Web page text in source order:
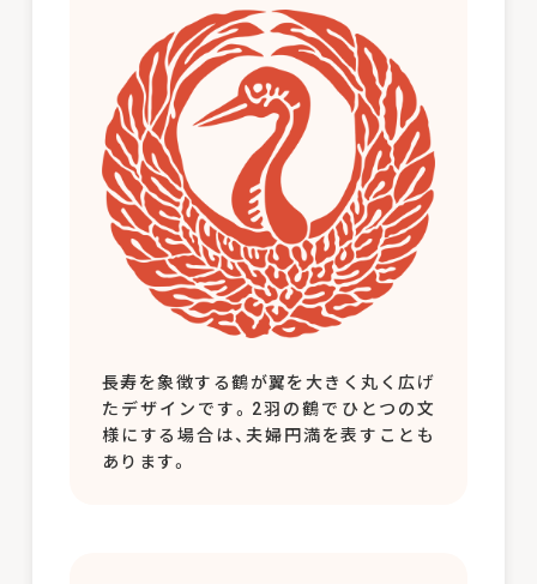
長寿を象徴する鶴が翼を大きく丸く広げ
たデザインです。2羽の鶴でひとつの文
様にする場合は、夫婦円満を表すことも
あります。